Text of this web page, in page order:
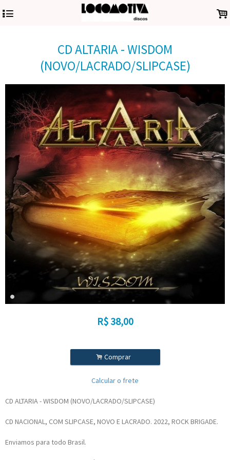
4 .
CD ALTARIA - WISDOM
(NOVO/LACRADO/SLIPCASE)
R$ 38,00
. Comprar
Calcular o frete
CD ALTARIA - WISDOM (NOVO/LACRADO/SLIPCASE)
CD NACIONAL, COM SLIPCASE, NOVO E LACRADO. 2022, ROCK BRIGADE.
Enviamos para todo Brasil.